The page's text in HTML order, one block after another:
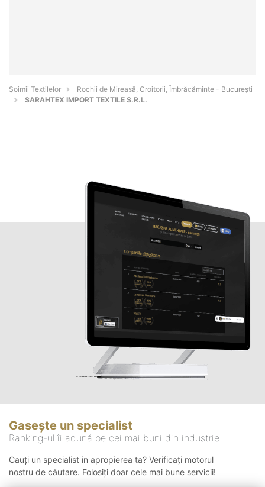
Șoimii Textilelor
Rochii de Mireasă, Croitorii, Îmbrăcăminte - Bucureşti
SARAHTEX IMPORT TEXTILE S.R.L.
Gasește un specialist
Ranking-ul îi adună pe cei mai buni din industrie
Cauți un specialist in apropierea ta? Verificați motorul
nostru de căutare. Folosiți doar cele mai bune servicii!